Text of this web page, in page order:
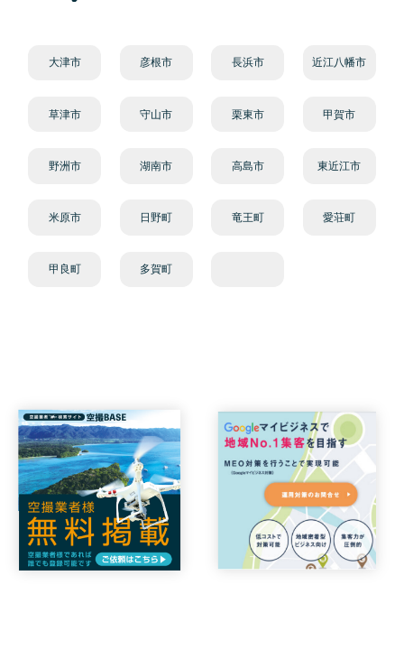
大津市 彦根市 長浜市 近江八幡市
草津市 守山市 栗東市 甲賀市
野洲市 湖南市 高島市 東近江市
米原市 日野町 竜王町 愛荘町
甲良町 多賀町